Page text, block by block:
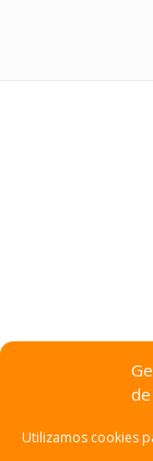
Utilizamos cookies
Technocracia